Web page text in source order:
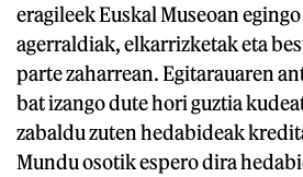
eragileek Euskal Museoan
agerraldiak, elkarrizketak eta
parte zaharrean. Egitarauaren
bat izango dute hori guztia
zabaldu zuten hedabideak
Mundu osotik espero dira